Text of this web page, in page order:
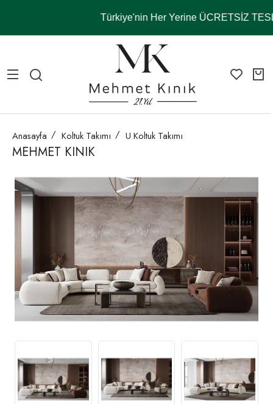
Türkiye'nin Her Yerine ÜCRETSİZ
Anasayfa Koltuk Takımı U Koltuk Takımı
MEHMET KINIK